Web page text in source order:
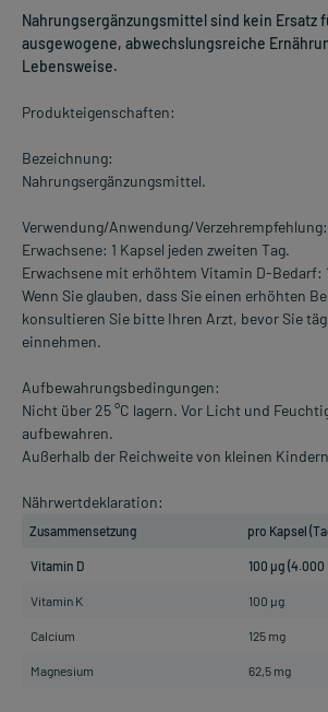
Nahrungsergänzungsmittel sind kein Ersatz
ausgewogene, abwechslungsreiche
Lebensweise.
Produkteigenschaften:
Bezeichnung:
Nahrungsergänzungsmittel.
Verwendung/Anwendung/Verzehrempfehlung:
Erwachsene: 1 Kapsel jeden zweiten Tag.
Erwachsene mit erhöhtem Vitamin D-Bedarf:
Wenn Sie glauben, dass Sie einen erhöhten
konsultieren Sie bitte Ihren Arzt, bevor Sie
einnehmen.
Aufbewahrungsbedingungen:
Nicht über 25 °C lagern. Vor Licht und
aufbewahren.
Außerhalb der Reichweite von kleinen
Nährwertdeklaration:
Zusammensetzung pro Kapsel
Vitamin D 100 µg (4.000
Vitamin K 100 µg
Calcium 125 mg
Magnesium 62,5 mg